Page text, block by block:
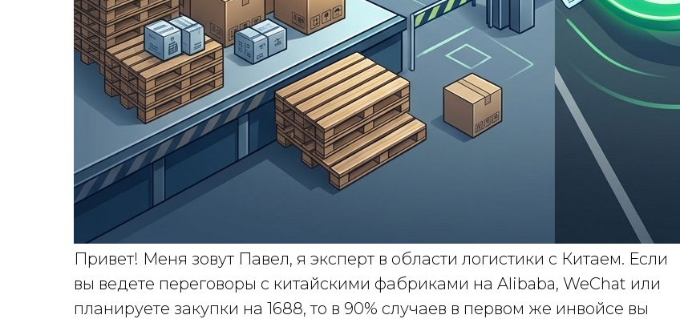
Привет! Меня зовут Павел, я эксперт в области логистики с Китаем. Если
вы ведете переговоры с китайскими фабриками на Alibaba, WeChat или
планируете закупки на 1688, то в 90% случаев в первом же инвойсе вы